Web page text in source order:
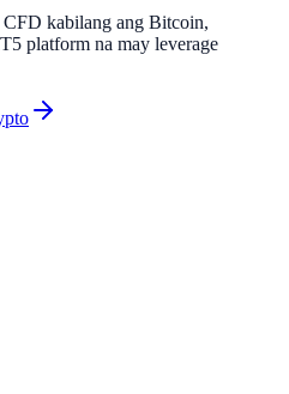
kabilang ang Bitcoin,
platform na may leverage